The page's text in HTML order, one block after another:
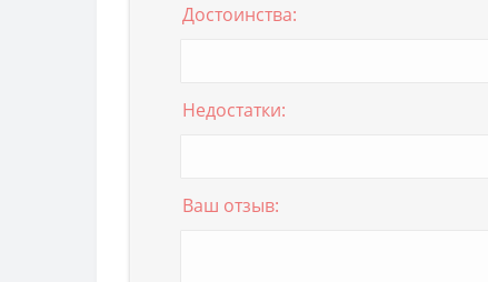
Достоинства:
Недостатки:
Ваш отзыв: